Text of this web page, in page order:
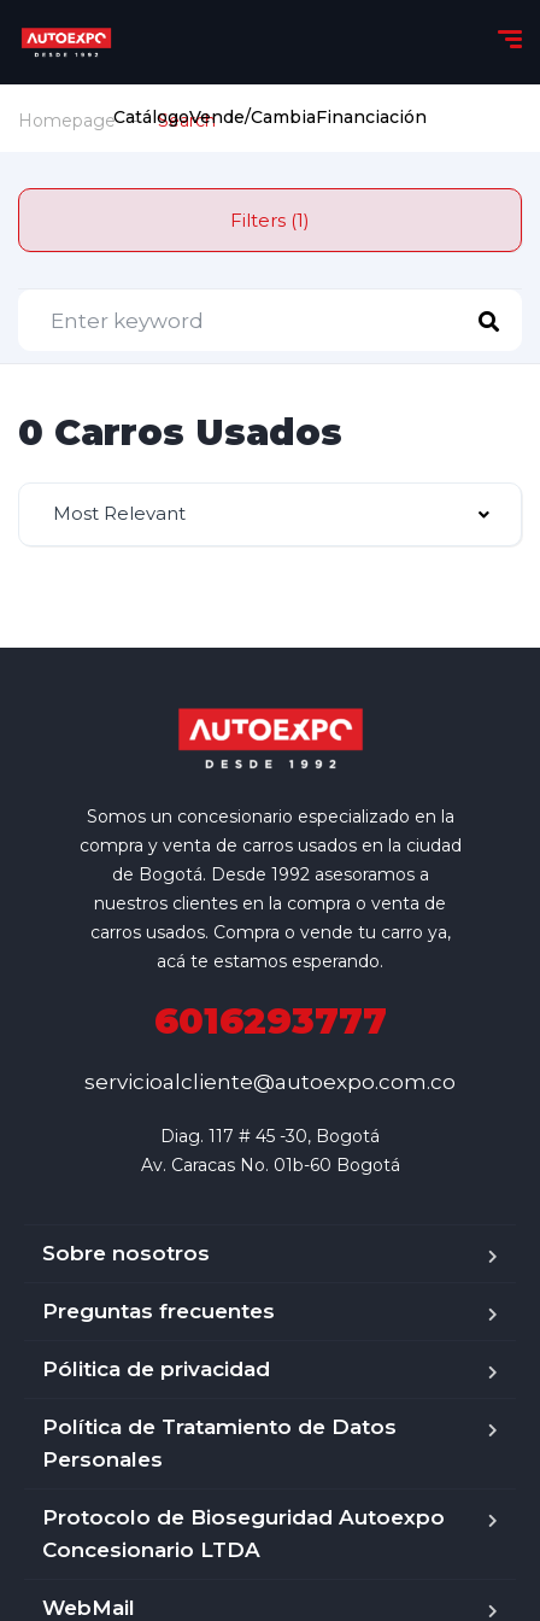
CatálogoVende/CambiaFinanciación
Homepage Search
Filters (1)
0 Carros Usados
Most Relevant
Somos un concesionario especializado en la
compra y venta de carros usados en la ciudad
de Bogotá. Desde 1992 asesoramos a
nuestros clientes en la compra o venta de
carros usados. Compra o vende tu carro ya,
acá te estamos esperando.
6016293777
servicioalcliente@autoexpo.com.co
Diag. 117 # 45 -30, Bogotá
Av. Caracas No. 01b-60 Bogotá
Sobre nosotros
Preguntas frecuentes
Pólitica de privacidad
Política de Tratamiento de Datos
Personales
Protocolo de Bioseguridad Autoexpo
Concesionario LTDA
WebMail